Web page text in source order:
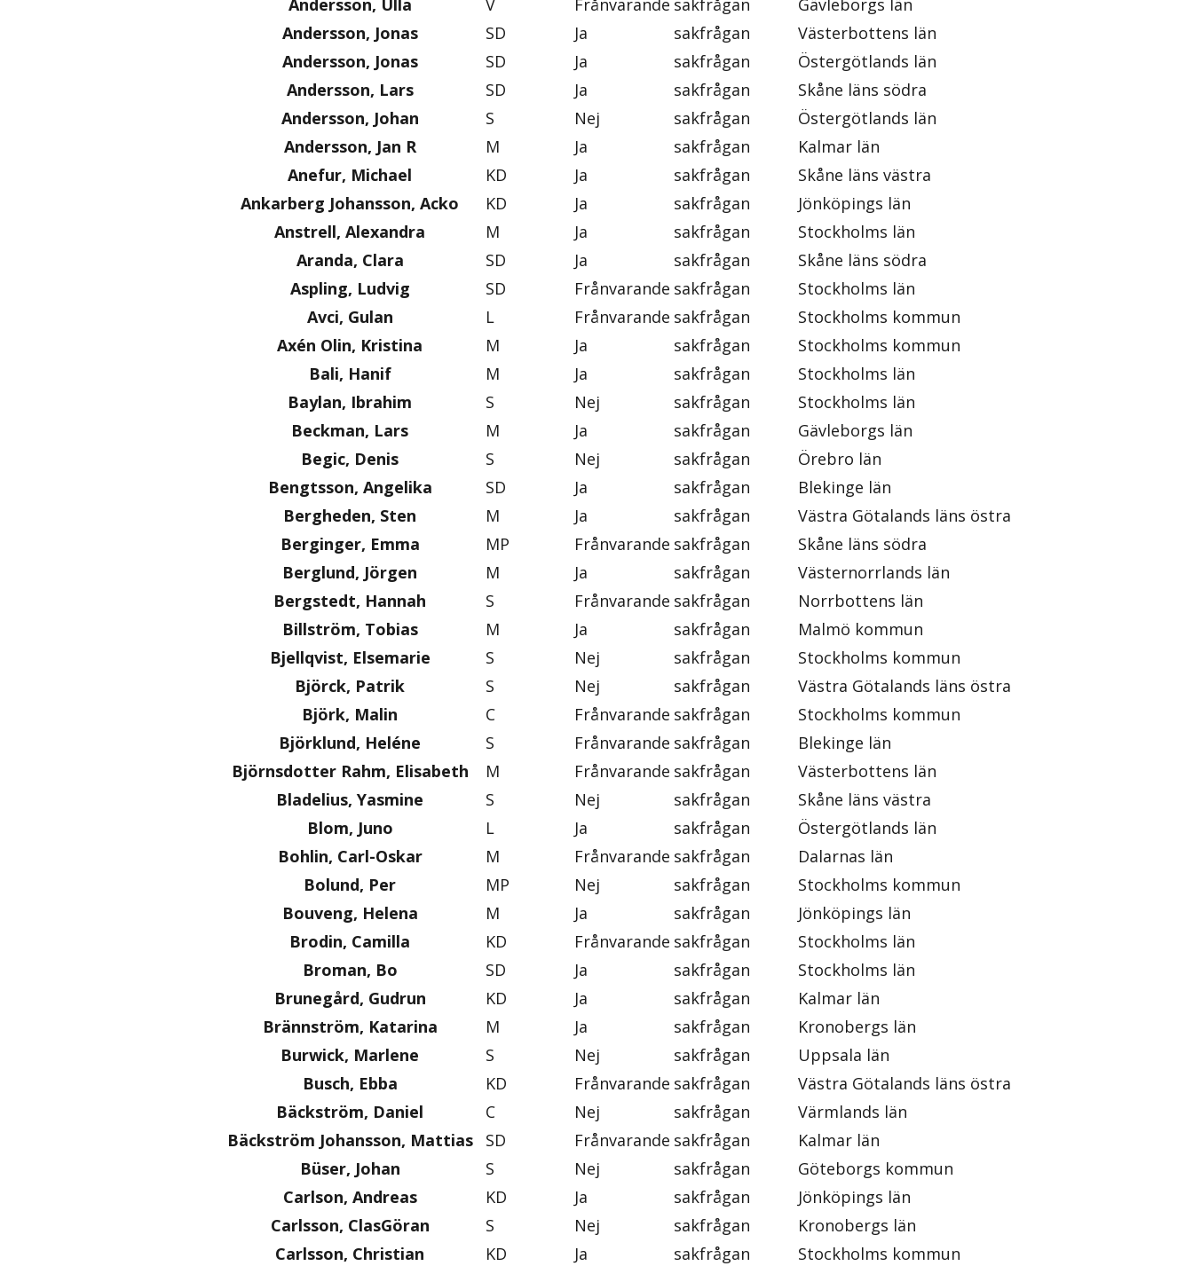
Andersson, Ulla
V Frånvarande sakfrågan
Gävleborgs län
Andersson, Jonas
SD Ja sakfrågan
Västerbottens län
Andersson, Jonas
SD Ja sakfrågan
Östergötlands län
Andersson, Lars
SD Ja sakfrågan
Skåne läns södra
Andersson, Johan
S Nej sakfrågan
Östergötlands län
Andersson, Jan R
M Ja sakfrågan
Kalmar län
Anefur, Michael
KD Ja sakfrågan
Skåne läns västra
Ankarberg Johansson, Acko
KD Ja sakfrågan
Jönköpings län
Anstrell, Alexandra
M Ja sakfrågan
Stockholms län
Aranda, Clara
SD Ja sakfrågan
Skåne läns södra
Aspling, Ludvig
SD Frånvarande sakfrågan
Stockholms län
Avci, Gulan
L Frånvarande sakfrågan
Stockholms kommun
Axén Olin, Kristina
M Ja sakfrågan
Stockholms kommun
Bali, Hanif
M Ja sakfrågan
Stockholms län
Baylan, Ibrahim
S Nej sakfrågan
Stockholms län
Beckman, Lars
M Ja sakfrågan
Gävleborgs län
Begic, Denis
S Nej sakfrågan
Örebro län
Bengtsson, Angelika
SD Ja sakfrågan
Blekinge län
Bergheden, Sten
M Ja sakfrågan
Västra Götalands läns östra
Berginger, Emma
MP Frånvarande sakfrågan
Skåne läns södra
Berglund, Jörgen
M Ja sakfrågan
Västernorrlands län
Bergstedt, Hannah
S Frånvarande sakfrågan
Norrbottens län
Billström, Tobias
M Ja sakfrågan
Malmö kommun
Bjellqvist, Elsemarie
S Nej sakfrågan
Stockholms kommun
Björck, Patrik
S Nej sakfrågan
Västra Götalands läns östra
Björk, Malin
C Frånvarande sakfrågan
Stockholms kommun
Björklund, Heléne
S Frånvarande sakfrågan
Blekinge län
Björnsdotter Rahm, Elisabeth
M Frånvarande sakfrågan
Västerbottens län
Bladelius, Yasmine
S Nej sakfrågan
Skåne läns västra
Blom, Juno
L Ja sakfrågan
Östergötlands län
Bohlin, Carl-Oskar
M Frånvarande sakfrågan
Dalarnas län
Bolund, Per
MP Nej sakfrågan
Stockholms kommun
Bouveng, Helena
M Ja sakfrågan
Jönköpings län
Brodin, Camilla
KD Frånvarande sakfrågan
Stockholms län
Broman, Bo
SD Ja sakfrågan
Stockholms län
Brunegård, Gudrun
KD Ja sakfrågan
Kalmar län
Brännström, Katarina
M Ja sakfrågan
Kronobergs län
Burwick, Marlene
S Nej sakfrågan
Uppsala län
Busch, Ebba
KD Frånvarande sakfrågan
Västra Götalands läns östra
Bäckström, Daniel
C Nej sakfrågan
Värmlands län
Bäckström Johansson, Mattias
SD Frånvarande sakfrågan
Kalmar län
Büser, Johan
S Nej sakfrågan
Göteborgs kommun
Carlson, Andreas
KD Ja sakfrågan
Jönköpings län
Carlsson, ClasGöran
S Nej sakfrågan
Kronobergs län
Carlsson, Christian
KD Ja sakfrågan
Stockholms kommun